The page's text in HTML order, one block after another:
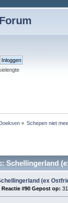
» Schepen niet
Schellingerland
(ex
Reactie #90 Gepost op: